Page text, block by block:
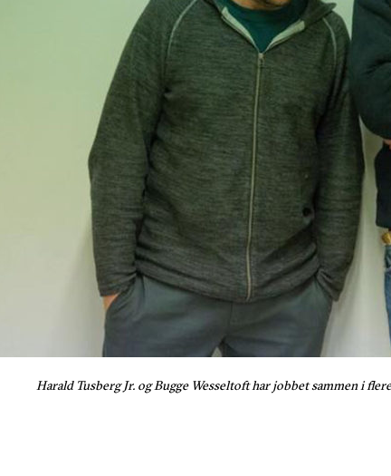
Harald Tusberg Jr. og Bugge Wesseltoft har jobbet sammen i